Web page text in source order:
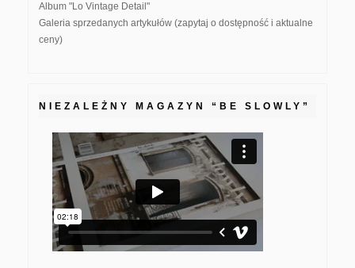
Album "Lo Vintage Detail"
Galeria sprzedanych artykułów (zapytaj o dostępność i aktualne
ceny)
NIEZALEŻNY MAGAZYN “BE SLOWLY”